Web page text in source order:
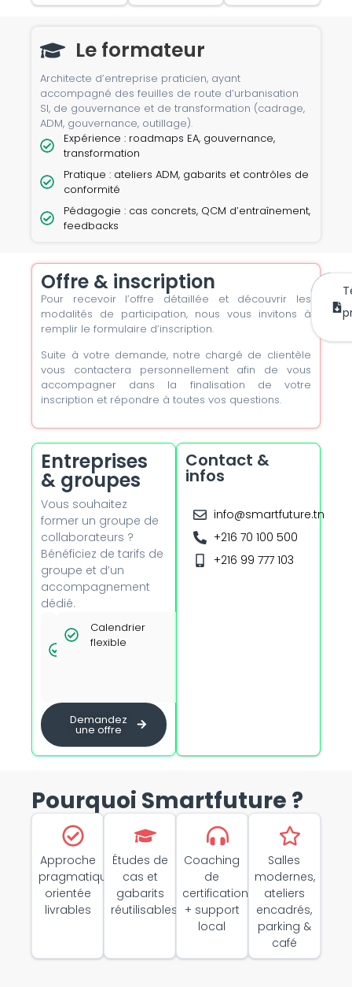
Le formateur
Architecte d’entreprise praticien, ayant
accompagné des feuilles de route d’urbanisation
SI, de gouvernance et de transformation (cadrage,
ADM, gouvernance, outillage).
Expérience : roadmaps EA, gouvernance,
transformation
Pratique : ateliers ADM, gabarits et contrôles de
conformité
Pédagogie : cas concrets, QCM d’entraînement,
feedbacks
Offre & inscription
Pour recevoir l’offre détaillée et découvrir les
modalités de participation, nous vous invitons à
remplir le formulaire d’inscription.
Suite à votre demande, notre chargé de clientèle
vous contactera personnellement afin de vous
accompagner dans la finalisation de votre
inscription et répondre à toutes vos questions.
Entreprises
& groupes
Vous souhaitez
former un groupe de
collaborateurs ?
Bénéficiez de tarifs de
groupe et d’un
accompagnement
dédié.
Tarifs
dégressifs
Calendrier
flexible
Demandez
une offre
Contact &
infos
info@smartfuture.tn
+216 70 100 500
+216 99 777 103
Pourquoi Smartfuture ?
Approche
pragmatique
orientée
livrables
Études de
cas et
gabarits
réutilisables
Coaching
de
certification
+ support
local
Salles
modernes,
ateliers
encadrés,
parking &
café